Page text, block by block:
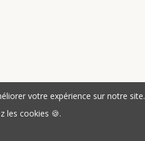
votre expérience sur notre site.
les cookies 🍪.